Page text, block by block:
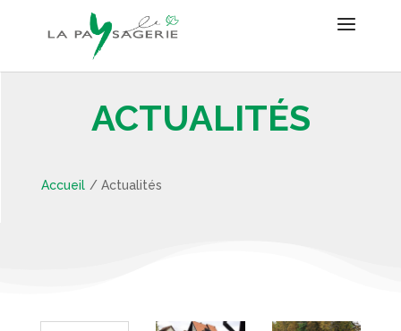
ACTUALITÉS
Accueil / Actualités